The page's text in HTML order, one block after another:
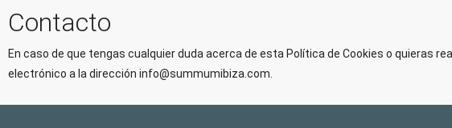
Contacto
En caso de que tengas cualquier duda acerca de esta Política de Cookies o quieras
electrónico a la dirección info@summumibiza.com.